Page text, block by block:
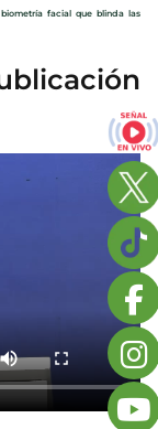
facial que blinda las